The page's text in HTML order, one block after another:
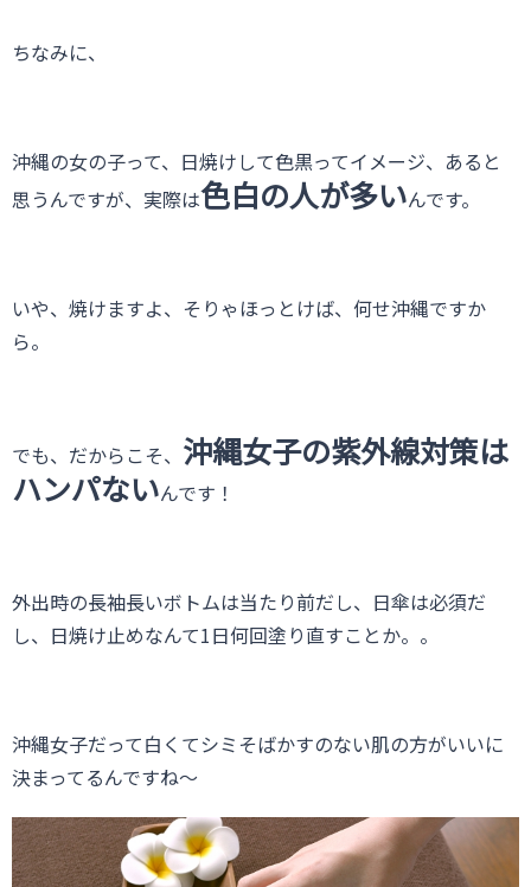
ちなみに、
沖縄の女の子って、日焼けして色黒ってイメージ、あると
思うんですが、実際は色白の人が多いんです。
いや、焼けますよ、そりゃほっとけば、何せ沖縄ですか
ら。
でも、だからこそ、 沖縄女子の紫外線対策は
ハンパないんです！
外出時の長袖長いボトムは当たり前だし、日傘は必須だ
し、日焼け止めなんて1日何回塗り直すことか。。
沖縄女子だって白くてシミそばかすのない肌の方がいいに
決まってるんですね〜